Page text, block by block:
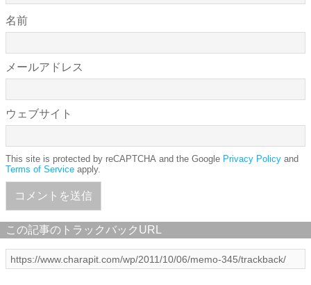
名前
メールアドレス
ウェブサイト
This site is protected by reCAPTCHA and the Google Privacy Policy and
Terms of Service apply.
この記事のトラックバックURL